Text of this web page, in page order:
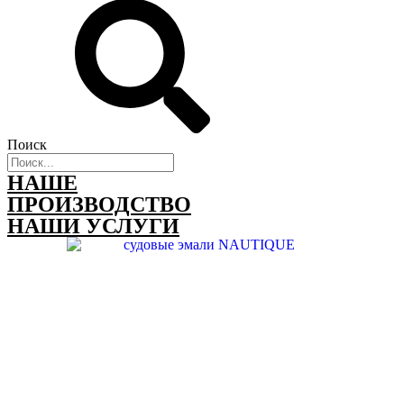
Поиск
НАШЕ
ПРОИЗВОДСТВО
НАШИ УСЛУГИ